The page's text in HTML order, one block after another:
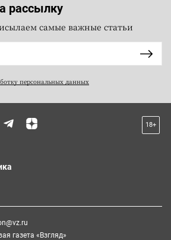
рассылку
самые важные статьи
персональных данных
18+
газета «Взгляд»